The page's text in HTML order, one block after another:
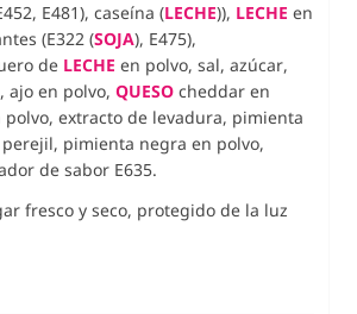
E481), caseína (LECHE)), LECHE en
(E322 (SOJA), E475),
de LECHE en polvo, sal, azúcar,
ajo en polvo, QUESO cheddar en
polvo, extracto de levadura, pimienta
pimienta negra en polvo,
de sabor E635.
fresco y seco, protegido de la luz